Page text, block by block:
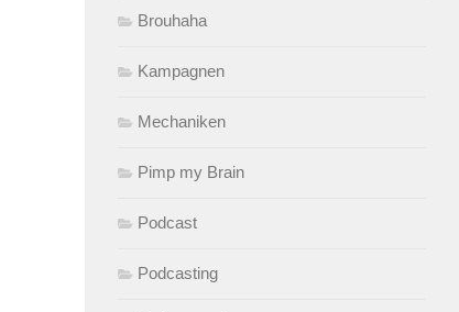
Brouhaha
Kampagnen
Mechaniken
Pimp my Brain
Podcast
Podcasting